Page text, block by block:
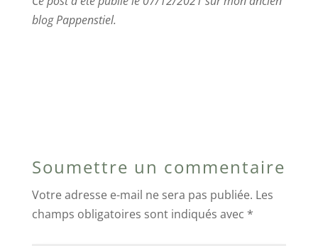
blog Pappenstiel.
Soumettre un commentaire
Votre adresse e-mail ne sera pas publiée. Les
champs obligatoires sont indiqués avec *